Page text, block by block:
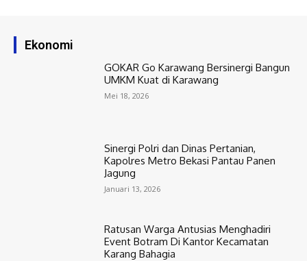
Ekonomi
GOKAR Go Karawang Bersinergi Bangun
UMKM Kuat di Karawang
Mei 18, 2026
Sinergi Polri dan Dinas Pertanian,
Kapolres Metro Bekasi Pantau Panen
Jagung
Januari 13, 2026
Ratusan Warga Antusias Menghadiri
Event Botram Di Kantor Kecamatan
Karang Bahagia